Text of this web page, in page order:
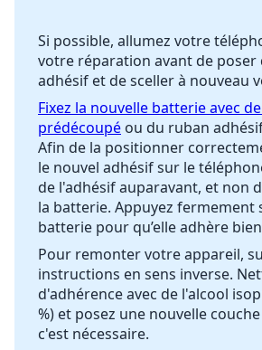
Annuler
Si possible, allumez votre
votre réparation avant de poser
adhésif et de sceller à nouveau
Fixez la nouvelle batterie avec
prédécoupé ou du ruban
Afin de la positionner
le nouvel adhésif sur le
de l'adhésif auparavant, et non
la batterie. Appuyez fermement
batterie pour qu’elle adhère
Pour remonter votre appareil,
instructions en sens inverse.
d'adhérence avec de l'alcool
%) et posez une nouvelle
c'est nécessaire.